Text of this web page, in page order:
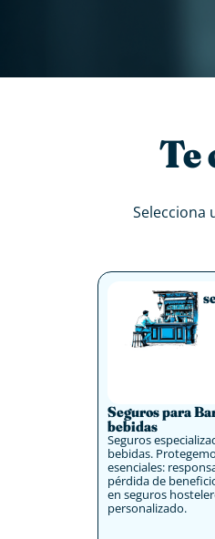
Te
Selecciona
Seguros para
bebidas
Seguros
bebidas.
esenciales:
pérdida de
en seguros
personalizado.